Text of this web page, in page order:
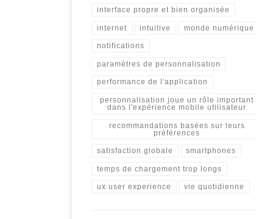
interface propre et bien organisée
internet intuitive monde numérique
notifications
paramètres de personnalisation
performance de l'application
personnalisation joue un rôle important
dans l'expérience mobile utilisateur
recommandations basées sur leurs
préférences
satisfaction globale smartphones
temps de chargement trop longs
ux user experience vie quotidienne